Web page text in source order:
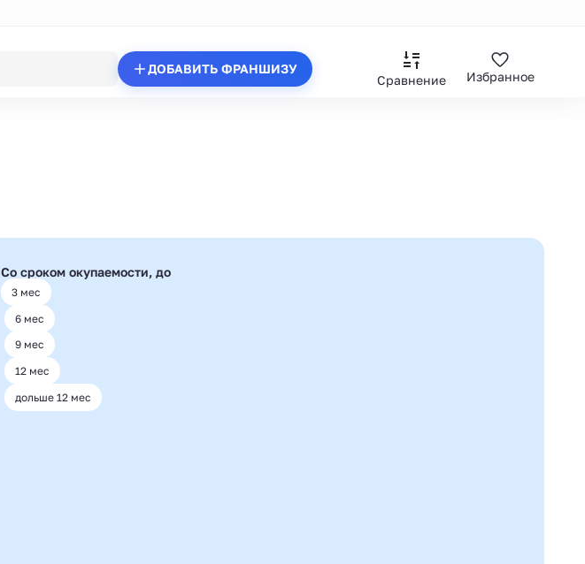
ДОБАВИТЬ ФРАНШИЗУ
Сравнение Избранное
Со сроком окупаемости, до
3 мес
6 мес
9 мес
12 мес
дольше 12 мес